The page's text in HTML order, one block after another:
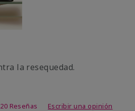
la resequedad.
de 3,7 de 5
20 Reseñas Escribir una opinión